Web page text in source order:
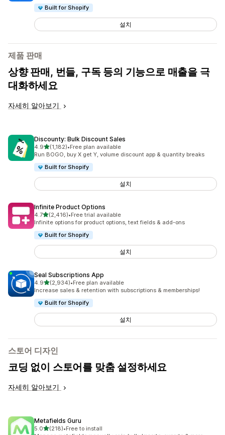
Built for Shopify
설치
제품 판매
상향 판매, 번들, 구독 등의 기능으로 매출을 극
대화하세요
자세히 알아보기
Discounty: Bulk Discount Sales
4.9별 5개 중
(1,182)
총 리뷰 1182개
•Free plan available
Run BOGO, buy X get Y, volume discount app & quantity breaks
Built for Shopify
설치
Infinite Product Options
4.7별 5개 중
(2,416)
총 리뷰 2416개
•Free trial available
Infinite options for product options, text fields & add-ons
Built for Shopify
설치
Seal Subscriptions App
4.9별 5개 중
(2,934)
총 리뷰 2934개
•Free plan available
Increase sales & retention with subscriptions & memberships!
Built for Shopify
설치
스토어 디자인
코딩 없이 스토어를 맞춤 설정하세요
자세히 알아보기
Metafields Guru
5.0별 5개 중
(218)
총 리뷰 218개
•Free to install